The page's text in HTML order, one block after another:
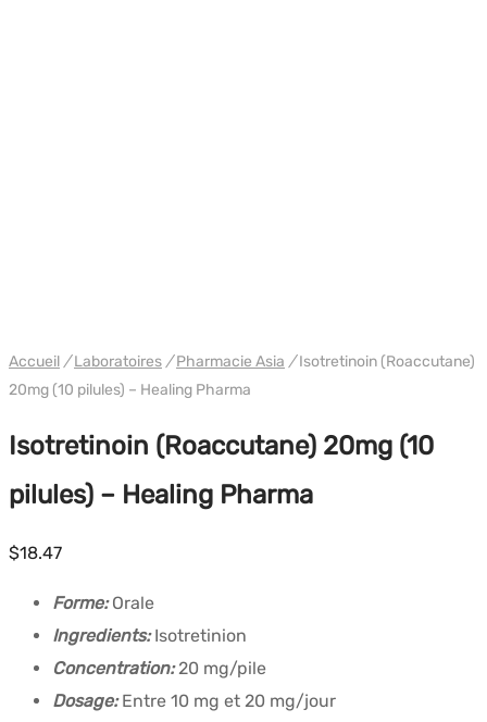
Accueil / Laboratoires / Pharmacie Asia /Isotretinoin (Roaccutane)
20mg (10 pilules) – Healing Pharma
Isotretinoin (Roaccutane) 20mg (10
pilules) – Healing Pharma
$18.47
Forme:Orale
Ingredients:Isotretinion
Concentration:20 mg/pile
Dosage:Entre 10 mg et 20 mg/jour